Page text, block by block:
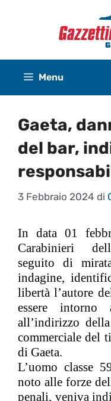
Menu
Gaeta,
del bar,
3 Febbraio 2024 di
In data 01
Carabinieri
seguito
di
indagine,
libertà l’autore
essere
all’indirizzo
commerciale del
di Gaeta.
L’uomo classe
noto alle forze
penali, veniva